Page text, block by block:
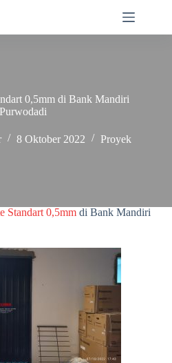
0,5mm di Bank Mandiri
8 Oktober 2022 Proyek
Standart 0,5mm di Bank Mandiri